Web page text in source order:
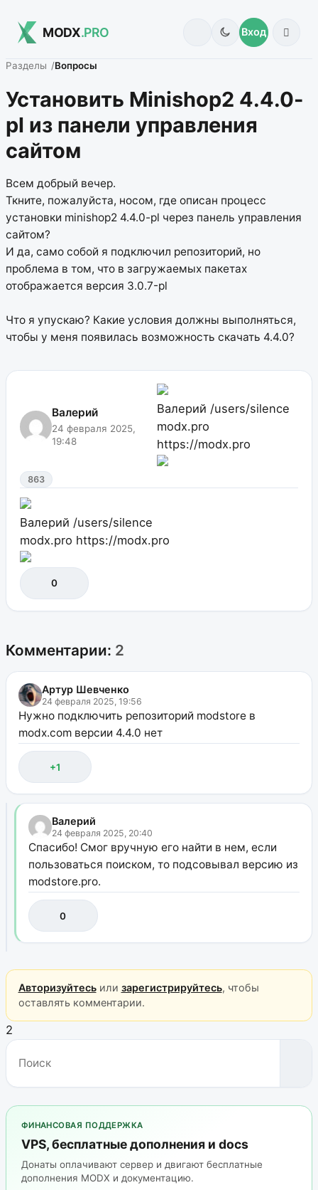
MODX.PRO Вход
Разделы Вопросы
Установить Minishop2 4.4.0-
pl из панели управления
сайтом
Всем добрый вечер.
Ткните, пожалуйста, носом, где описан процесс
установки minishop2 4.4.0-pl через панель управления
сайтом?
И да, само собой я подключил репозиторий, но
проблема в том, что в загружаемых пакетах
отображается версия 3.0.7-pl
Что я упускаю? Какие условия должны выполняться,
чтобы у меня появилась возможность скачать 4.4.0?
Валерий
24 февраля 2025,
19:48
Валерий /users/silence
modx.pro
https://modx.pro
863
Валерий /users/silence
modx.pro https://modx.pro
0
Комментарии: 2
Артур Шевченко
24 февраля 2025, 19:56
Нужно подключить репозиторий modstore в
modx.com версии 4.4.0 нет
+1
Валерий
24 февраля 2025, 20:40
Спасибо! Смог вручную его найти в нем, если
пользоваться поиском, то подсовывал версию из
modstore.pro.
0
Авторизуйтесьили зарегистрируйтесь, чтобы
оставлять комментарии.
2
ФИНАНСОВАЯ ПОДДЕРЖКА
VPS, бесплатные дополнения и docs
Донаты оплачивают сервер и двигают бесплатные
дополнения MODX и документацию.